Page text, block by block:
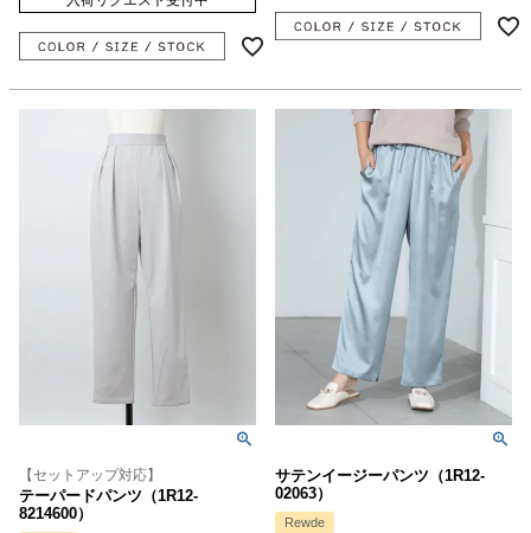
【セットアップ対応】
テーパードパンツ（1R12-
8214600）
サテンイージーパンツ（1R12-
02063）
Rewde